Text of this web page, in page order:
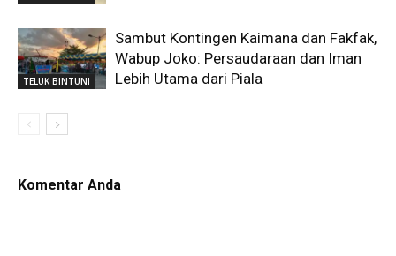
TELUK BINTUNI
Sambut Kontingen Kaimana dan Fakfak,
Wabup Joko: Persaudaraan dan Iman
Lebih Utama dari Piala
Komentar Anda